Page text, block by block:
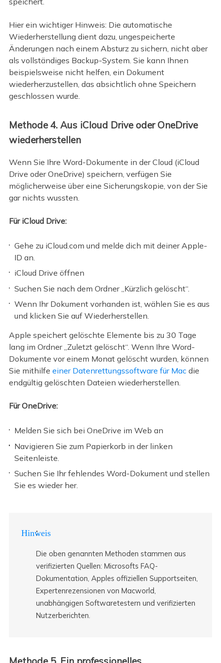
Hier ein wichtiger Hinweis: Die automatische
Wiederherstellung dient dazu, ungespeicherte
Änderungen nach einem Absturz zu sichern, nicht aber
als vollständiges Backup-System. Sie kann Ihnen
beispielsweise nicht helfen, ein Dokument
wiederherzustellen, das absichtlich ohne Speichern
geschlossen wurde.
Methode 4. Aus iCloud Drive oder OneDrive
wiederherstellen
Wenn Sie Ihre Word-Dokumente in der Cloud (iCloud
Drive oder OneDrive) speichern, verfügen Sie
möglicherweise über eine Sicherungskopie, von der Sie
gar nichts wussten.
Für iCloud Drive:
Gehe zu iCloud.com und melde dich mit deiner Apple-
ID an.
iCloud Drive öffnen
Suchen Sie nach dem Ordner „Kürzlich gelöscht“.
Wenn Ihr Dokument vorhanden ist, wählen Sie es aus
und klicken Sie auf Wiederherstellen.
Apple speichert gelöschte Elemente bis zu 30 Tage
lang im Ordner „Zuletzt gelöscht“. Wenn Ihre Word-
Dokumente vor einem Monat gelöscht wurden, können
Sie mithilfe einer Datenrettungssoftware für Mac die
endgültig gelöschten Dateien wiederherstellen.
Für OneDrive:
Melden Sie sich bei OneDrive im Web an
Navigieren Sie zum Papierkorb in der linken
Seitenleiste.
Suchen Sie Ihr fehlendes Word-Dokument und stellen
Sie es wieder her.
Hinweis
:
Die oben genannten Methoden stammen aus
verifizierten Quellen: Microsofts FAQ-
Dokumentation, Apples offiziellen Supportseiten,
Expertenrezensionen von Macworld,
unabhängigen Softwaretestern und verifizierten
Nutzerberichten.